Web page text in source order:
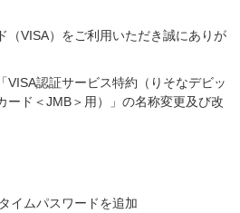
（VISA）をご利用いただき誠にありが
VISA認証サービス特約（りそなデビッ
ード＜JMB＞用）」の名称変更及び改
イムパスワードを追加